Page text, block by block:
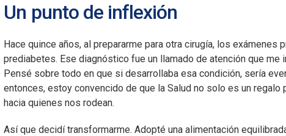
Un punto de inflexión
Hace quince años, al prepararme para otra cirugía, los exámenes
prediabetes. Ese diagnóstico fue un llamado de atención que
Pensé sobre todo en que si desarrollaba esa condición, sería
entonces, estoy convencido de que la Salud no solo es un regalo
hacia quienes nos rodean.
Así que decidí transformarme. Adopté una alimentación